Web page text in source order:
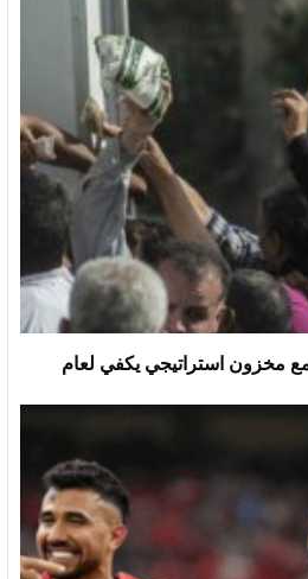
مخزون استراتيجي يكفي لعام